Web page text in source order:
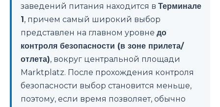
заведений питания находится в Терминале
1, причем самый широкий выбор
представлен на главном уровне до
контроля безопасности (в зоне прилета/
отлета), вокруг центральной площади
Marktplatz. После прохождения контроля
безопасности выбор становится меньше,
поэтому, если время позволяет, обычно